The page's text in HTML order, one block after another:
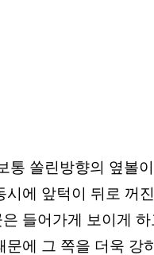
쏠린방향의 옆볼
에 앞턱이 뒤로 꺼
들어가게 보이게
에 그 쪽을 더욱